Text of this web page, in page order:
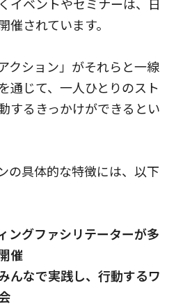
されています。
クション」がそれらと一線
通じて、一人ひとりのスト
するきっかけができるとい
の具体的な特徴には、以下
ングファシリテーターが多
催
んなで実践し、行動するワ